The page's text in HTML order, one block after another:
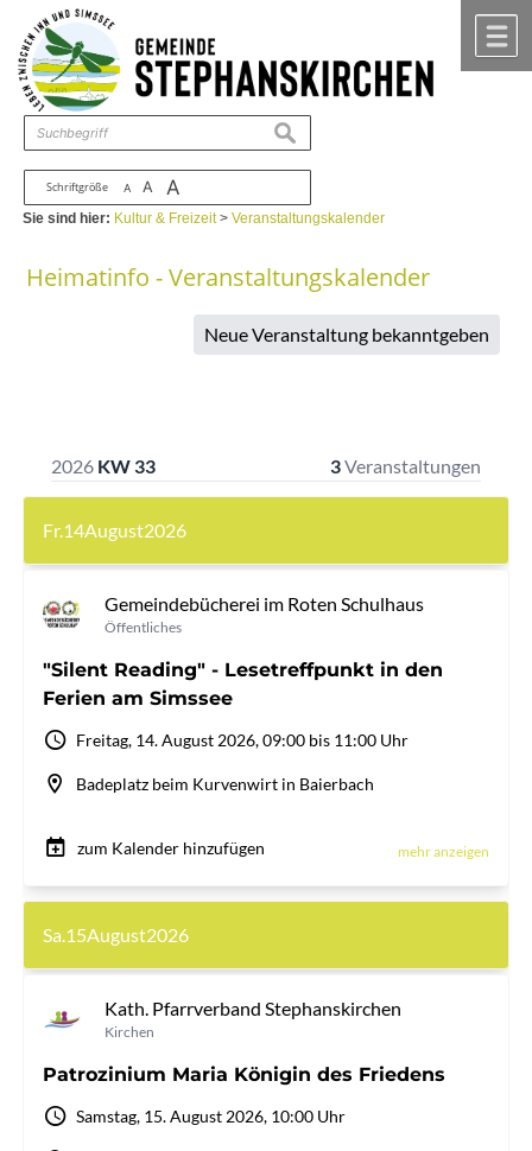
Zum Inhalt ,zur Navigation
Schriftgröße A A A
suchen
Sie sind hier: Kultur & Freizeit>Veranstaltungskalender
Heimatinfo - Veranstaltungskalender